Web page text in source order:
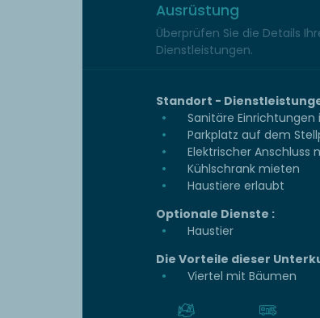
Ausrüstung
Überprüfen Sie die Details
Dienstleistungen.
Standort -
Sanitäre Einrichtungen
Parkplatz auf dem
Elektrischer Anschluss
Kühlschrank mieten
Haustiere erlaubt
Optionale Dienste :
Haustier
Die Vorteile dieser
Viertel mit Bäumen